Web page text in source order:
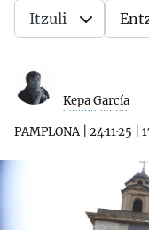
Kepa García
PAMPLONA| 24·11·25
Itzuli